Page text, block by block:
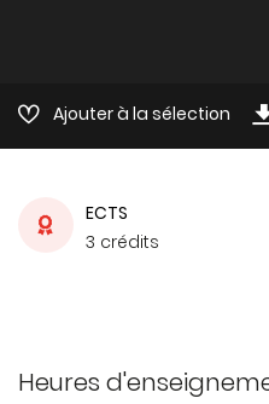
Ajouter à la sélection
ECTS
3 crédits
Heures